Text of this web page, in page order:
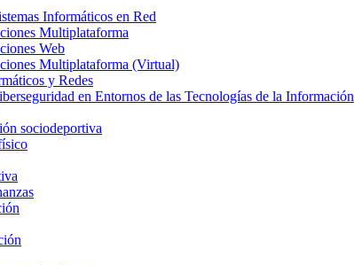
Informáticos en Red
Multiplataforma
Web
Multiplataforma (Virtual)
y Redes
en Entornos de las Tecnologías de la Información
sociodeportiva